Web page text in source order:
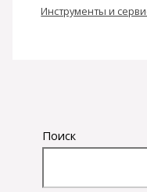
Инструменты и
Поиск